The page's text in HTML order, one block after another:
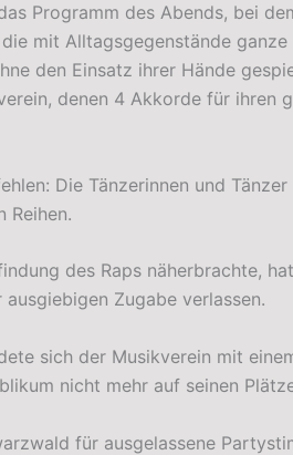
Programm des Abends, bei
mit Alltagsgegenstände
den Einsatz ihrer Hände
denen 4 Akkorde für ihren
Die Tänzerinnen und Tänzer
Reihen.
des Raps näherbrachte,
Zugabe verlassen.
sich der Musikverein mit
nicht mehr auf seinen
für ausgelassene